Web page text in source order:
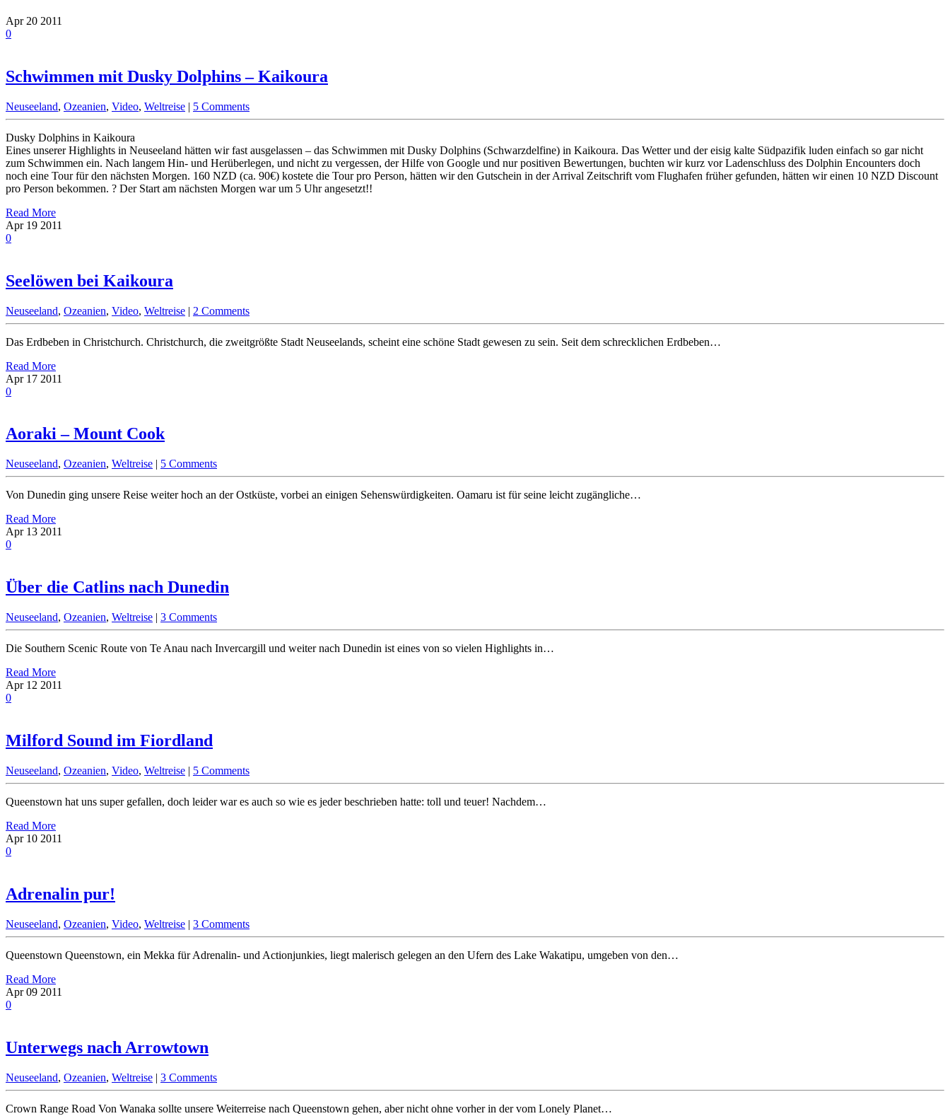
Apr 20 2011
0
Schwimmen mit Dusky Dolphins – Kaikoura
Neuseeland, Ozeanien, Video, Weltreise | 5 Comments
Dusky Dolphins in Kaikoura
Eines unserer Highlights in Neuseeland hätten wir fast ausgelassen – das Schwimmen mit Dusky Dolphins (Schwarzdelfine) in Kaikoura. Das Wetter und der eisig kalte Südpazifik luden einfach so gar nicht
zum Schwimmen ein. Nach langem Hin- und Herüberlegen, und nicht zu vergessen, der Hilfe von Google und nur positiven Bewertungen, buchten wir kurz vor Ladenschluss des Dolphin Encounters doch
noch eine Tour für den nächsten Morgen. 160 NZD (ca. 90€) kostete die Tour pro Person, hätten wir den Gutschein in der Arrival Zeitschrift vom Flughafen früher gefunden, hätten wir einen 10 NZD Discount
pro Person bekommen. ? Der Start am nächsten Morgen war um 5 Uhr angesetzt!!
Read More
Apr 19 2011
0
Seelöwen bei Kaikoura
Neuseeland, Ozeanien, Video, Weltreise | 2 Comments
Das Erdbeben in Christchurch. Christchurch, die zweitgrößte Stadt Neuseelands, scheint eine schöne Stadt gewesen zu sein. Seit dem schrecklichen Erdbeben…
Read More
Apr 17 2011
0
Aoraki – Mount Cook
Neuseeland, Ozeanien, Weltreise | 5 Comments
Von Dunedin ging unsere Reise weiter hoch an der Ostküste, vorbei an einigen Sehenswürdigkeiten. Oamaru ist für seine leicht zugängliche…
Read More
Apr 13 2011
0
Über die Catlins nach Dunedin
Neuseeland, Ozeanien, Weltreise | 3 Comments
Die Southern Scenic Route von Te Anau nach Invercargill und weiter nach Dunedin ist eines von so vielen Highlights in…
Read More
Apr 12 2011
0
Milford Sound im Fiordland
Neuseeland, Ozeanien, Video, Weltreise | 5 Comments
Queenstown hat uns super gefallen, doch leider war es auch so wie es jeder beschrieben hatte: toll und teuer! Nachdem…
Read More
Apr 10 2011
0
Adrenalin pur!
Neuseeland, Ozeanien, Video, Weltreise | 3 Comments
Queenstown Queenstown, ein Mekka für Adrenalin- und Actionjunkies, liegt malerisch gelegen an den Ufern des Lake Wakatipu, umgeben von den…
Read More
Apr 09 2011
0
Unterwegs nach Arrowtown
Neuseeland, Ozeanien, Weltreise | 3 Comments
Crown Range Road Von Wanaka sollte unsere Weiterreise nach Queenstown gehen, aber nicht ohne vorher in der vom Lonely Planet…